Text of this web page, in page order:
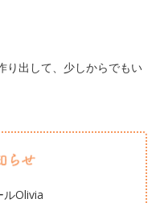
出して、少しからでもい
ルOlivia